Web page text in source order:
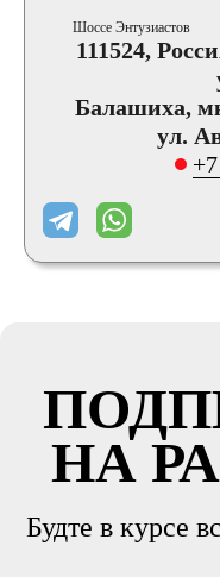
Шоссе Энтузиастов
111524,
Балашиха,
ул.
НА
Будте в курсе